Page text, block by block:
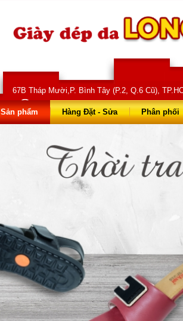
67B Tháp Mười,P. Bình Tây (P.2, Q.6 Cũ),
028 66 73 68 68 - 0903 823 714
Sản phẩm Hàng Đặt - Sửa Phân phối